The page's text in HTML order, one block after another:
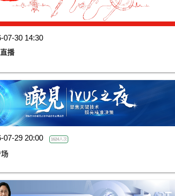
07-30 14:30
播
07-29 20:00 1624人次